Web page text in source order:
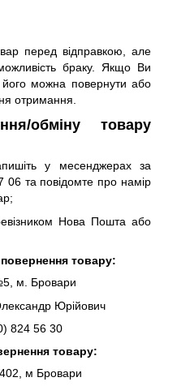
перед відправкою, але
браку. Якщо Ви
можна повернути або
отримання.
обміну товару
у месенджерах за
та повідомте про намір
Нова Пошта або
товару:
м. Бровари
Юрійович
824 56 30
товару:
м Бровари